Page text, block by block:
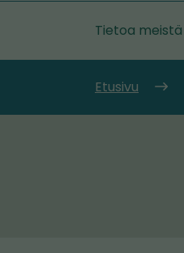
Tietoa meistä
Etusivu